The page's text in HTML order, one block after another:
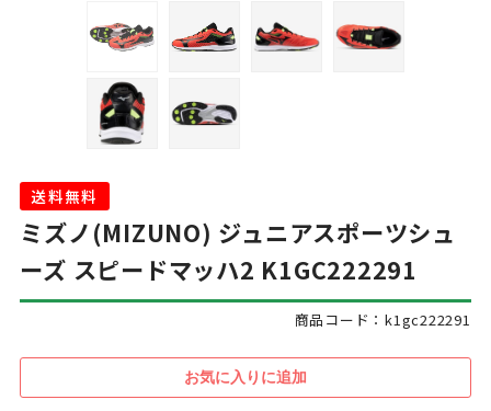
送料無料
ミズノ(MIZUNO) ジュニアスポーツシュ
ーズ スピードマッハ2 K1GC222291
商品コード：k1gc222291